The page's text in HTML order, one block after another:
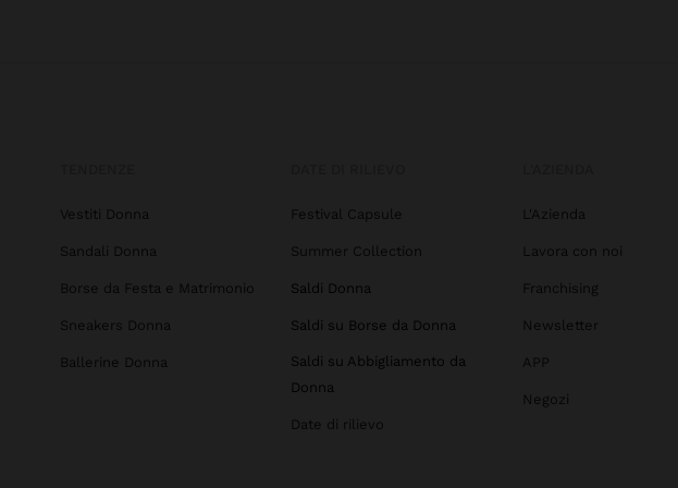
Vestiti Donna
Sandali Donna
Borse da Festa e Matrimonio
Sneakers Donna
Ballerine Donna
Festival Capsule
Summer Collection
Saldi Donna
Saldi su Borse da Donna
Saldi su Abbigliamento da
Donna
Date di rilievo
L'Azienda
Lavora con noi
Franchising
Newsletter
APP
Negozi